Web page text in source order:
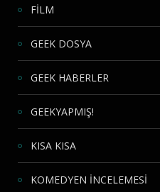
FİLM
GEEK DOSYA
GEEK HABERLER
GEEKYAPMIŞ!
KISA KISA
KOMEDYEN İNCELEMESİ